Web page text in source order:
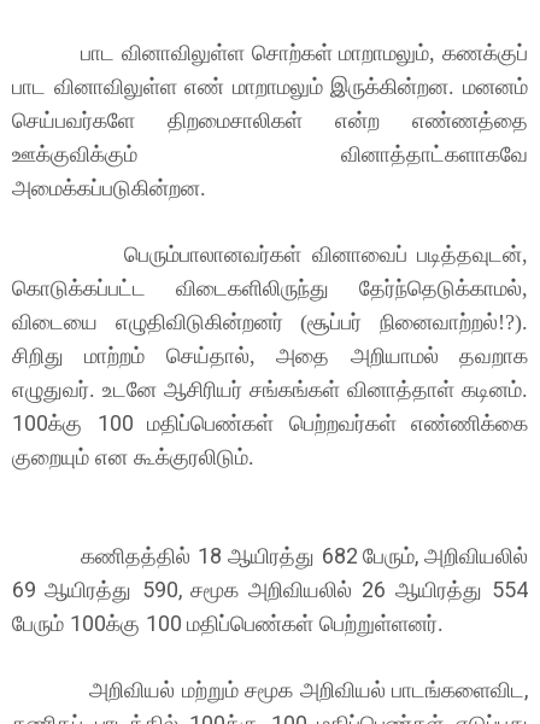
பாட வினாவிலுள்ள சொற்கள் மாறாமலும், கணக்குப்
பாட வினாவிலுள்ள எண் மாறாமலும் இருக்கின்றன. மனனம்
செய்பவர்களே திறமைசாலிகள் என்ற எண்ணத்தை
ஊக்குவிக்கும் வினாத்தாட்களாகவே
அமைக்கப்படுகின்றன.
பெரும்பாலானவர்கள் வினாவைப் படித்தவுடன்,
கொடுக்கப்பட்ட விடைகளிலிருந்து தேர்ந்தெடுக்காமல்,
விடையை எழுதிவிடுகின்றனர் (சூப்பர் நினைவாற்றல்!?).
சிறிது மாற்றம் செய்தால், அதை அறியாமல் தவறாக
எழுதுவர். உடனே ஆசிரியர் சங்கங்கள் வினாத்தாள் கடினம்.
100க்கு 100 மதிப்பெண்கள் பெற்றவர்கள் எண்ணிக்கை
குறையும் என கூக்குரலிடும்.
கணிதத்தில் 18 ஆயிரத்து 682பேரும்,அறிவியலில்
69ஆயிரத்து 590, சமூக அறிவியலில் 26 ஆயிரத்து 554
பேரும் 100க்கு 100 மதிப்பெண்கள் பெற்றுள்ளனர்.
அறிவியல் மற்றும் சமூக அறிவியல் பாடங்களைவிட,